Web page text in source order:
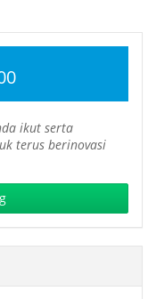
ikut serta
terus berinovasi